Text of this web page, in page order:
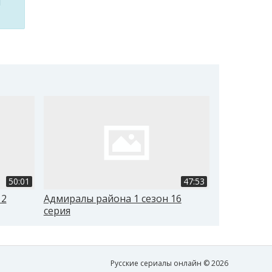
50:01 47:53
Адмиралы района 1 сезон 16
серия
Русские сериалы онлайн © 2026